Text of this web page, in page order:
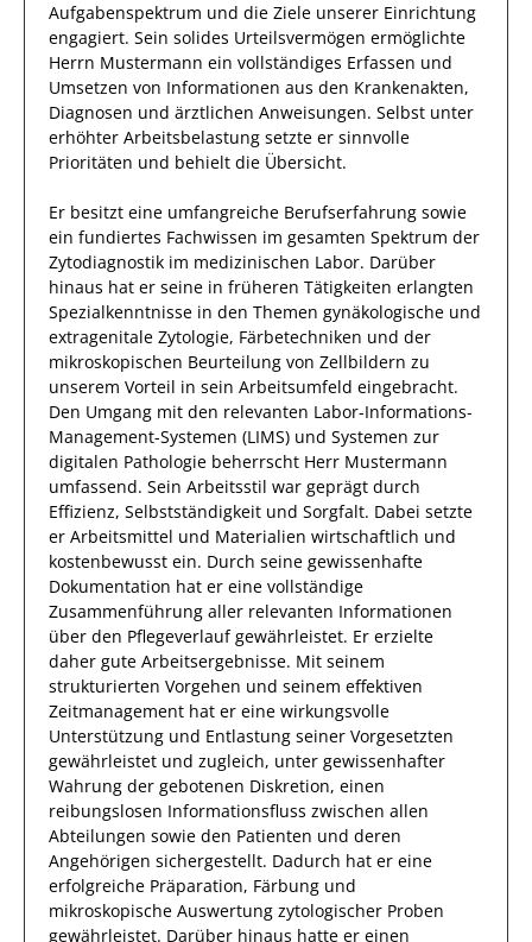
Aufgabenspektrum und die Ziele unserer Einrichtung
engagiert. Sein solides Urteilsvermögen ermöglichte
Herrn Mustermann ein vollständiges Erfassen und
Umsetzen von Informationen aus den Krankenakten,
Diagnosen und ärztlichen Anweisungen. Selbst unter
erhöhter Arbeitsbelastung setzte er sinnvolle
Prioritäten und behielt die Übersicht.
Er besitzt eine umfangreiche Berufserfahrung sowie
ein fundiertes Fachwissen im gesamten Spektrum der
Zytodiagnostik im medizinischen Labor. Darüber
hinaus hat er seine in früheren Tätigkeiten erlangten
Spezialkenntnisse in den Themen gynäkologische und
extragenitale Zytologie, Färbetechniken und der
mikroskopischen Beurteilung von Zellbildern zu
unserem Vorteil in sein Arbeitsumfeld eingebracht.
Den Umgang mit den relevanten Labor-Informations-
Management-Systemen (LIMS) und Systemen zur
digitalen Pathologie beherrscht Herr Mustermann
umfassend. Sein Arbeitsstil war geprägt durch
Effizienz, Selbstständigkeit und Sorgfalt. Dabei setzte
er Arbeitsmittel und Materialien wirtschaftlich und
kostenbewusst ein. Durch seine gewissenhafte
Dokumentation hat er eine vollständige
Zusammenführung aller relevanten Informationen
über den Pflegeverlaufgewährleistet. Er erzielte
daher gute Arbeitsergebnisse. Mit seinem
strukturierten Vorgehen und seinem effektiven
Zeitmanagement hat er eine wirkungsvolle
Unterstützung und Entlastung seiner Vorgesetzten
gewährleistet und zugleich, unter gewissenhafter
Wahrung der gebotenen Diskretion, einen
reibungslosen Informationsfluss zwischen allen
Abteilungen sowie den Patienten und deren
Angehörigen sichergestellt. Dadurch hat er eine
erfolgreiche Präparation, Färbung und
mikroskopische Auswertung zytologischer Proben
gewährleistet. Darüber hinaus hatte er einen